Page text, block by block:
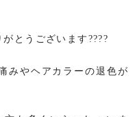
とうございます????
みやヘアカラーの退色が